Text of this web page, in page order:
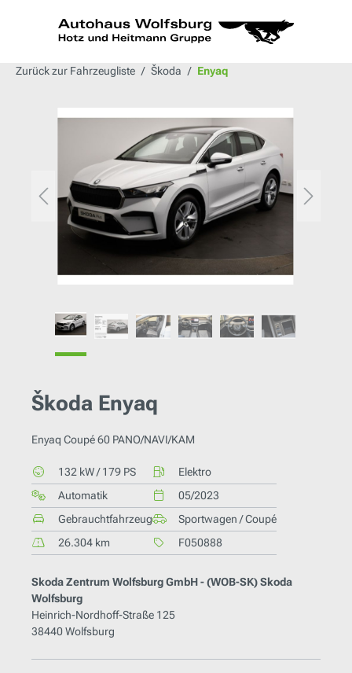
springen
Zurück zur Fahrzeugliste Škoda Enyaq
Bildergalerie überspringen
Škoda Enyaq
Enyaq Coupé 60 PANO/NAVI/KAM
132 kW / 179 PS
Automatik
Gebrauchtfahrzeug
26.304 km
Elektro
05/2023
Sportwagen / Coupé
F050888
Skoda Zentrum Wolfsburg GmbH - (WOB-SK) Skoda
Wolfsburg
Heinrich-Nordhoff-Straße 125
38440 Wolfsburg